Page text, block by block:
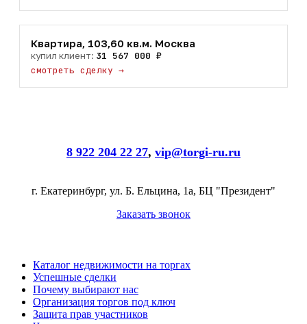
Квартира, 103,60 кв.м. Москва
купил клиент: 31 567 000 ₽
смотреть сделку →
8 922 204 22 27, vip@torgi-ru.ru
г. Екатеринбург, ул. Б. Ельцина, 1а, БЦ "Президент"
Заказать звонок
Каталог недвижимости на торгах
Успешные сделки
Почему выбирают нас
Организация торгов под ключ
Защита прав участников